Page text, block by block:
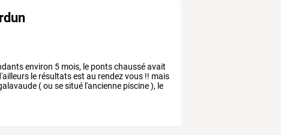
environ 5 mois, le pontschausséavait
le résultatsest au rendezvous !! mais
(ou sesitué l'ancienne piscine), le